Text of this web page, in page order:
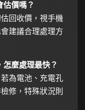
估價嗎？
回收價，視手機
建議合理處理方
麼處理最快？
為電池、充電孔
修，特殊狀況則